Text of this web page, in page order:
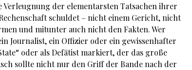
der elementarsten Tatsachen ihrer
schuldet – nicht einem Gericht, nicht
und mitunter auch nicht den Fakten. Wer
Journalist, ein Offizier oder ein gewissenhafter
oder als Defätist markiert, der das große
sollte nicht nur den Griff der Bande nach der